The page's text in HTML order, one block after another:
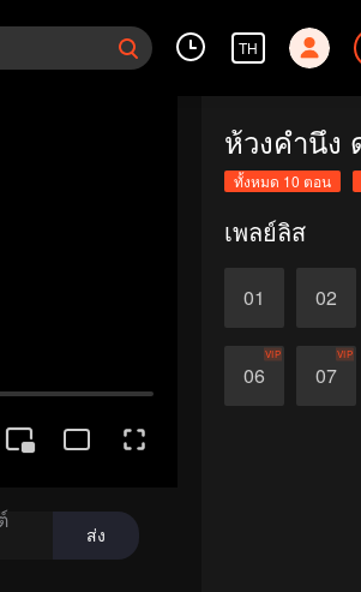
TH
ทั้งหมด 10 ตอน
เพลย์ลิส
01 02
06
VIP
07
VIP